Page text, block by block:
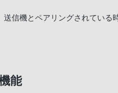
信機とペアリングされている
能